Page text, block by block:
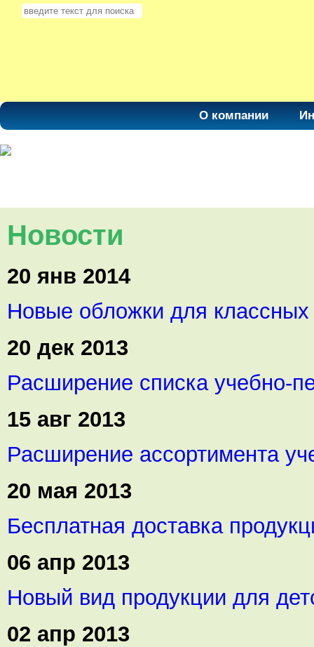
О компании
Новости
20 янв 2014
Новые обложки для
20 дек 2013
Расширение списка учебно-
15 авг 2013
Расширение ассортимента
20 мая 2013
Бесплатная доставка
06 апр 2013
Новый вид продукции для
02 апр 2013